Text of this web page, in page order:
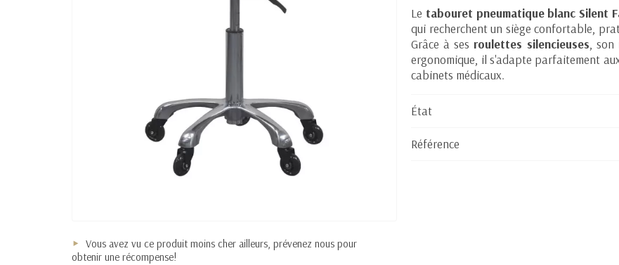
Vous avez vu ce produit moins cher ailleurs, prévenez nous pour
obtenir une récompense!
Le tabouret pneumatique blanc Silent
qui recherchent un siège confortable,
Grâce à ses roulettes silencieuses , son
ergonomique, il s'adapte parfaitement
cabinets médicaux.
État
Référence